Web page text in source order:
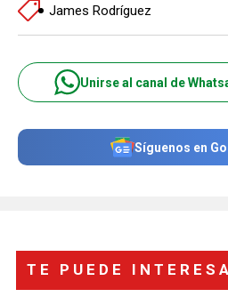
James Rodríguez
Unirse al canal de
Síguenos en
TE PUEDE